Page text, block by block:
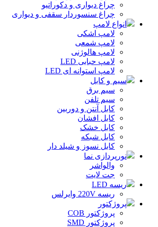
چراغ دیواری و دکوراتیو
چراغ سنسوردار سقفی و دیواری
انواع لامپ
لامپ اشکی
لامپ شمعی
لامپ هالوژنی
لامپ حبابی LED
لامپ استوانه ای LED
سیم و کابل
سیم برق
سیم تلفن
کابل آنتن و دوربین
کابل افشان
کابل خشک
کابل شبکه
کابل نسوز و شیلد دار
نورپردازی نما
والواشر
جت لایت
ریسه LED
ریسه 220V وایرلس
پروژکتور
پروژکتور COB
پروژکتور SMD